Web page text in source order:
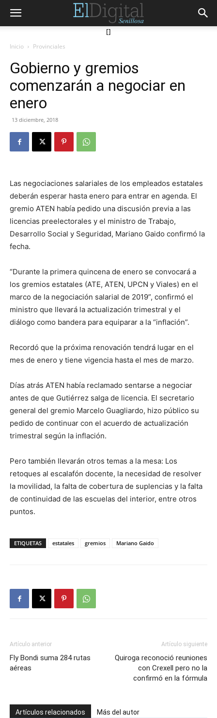
[]
Inicio Provinciales
Gobierno y gremios
comenzarán a negociar en
enero
13 diciembre, 2018
Las negociaciones salariales de los empleados estatales
deberán esperar hasta enero para entrar en agenda. El
gremio ATEN había pedido una discusión previa a las
licencias preelectorales y el ministro de Trabajo,
Desarrollo Social y Seguridad, Mariano Gaido confirmó la
fecha.
“Durante la primera quincena de enero se convocará a
los gremios estatales (ATE, ATEN, UPCN y Viales) en el
marco de la negociación salarial de 2019”, confirmó el
ministro que llevará la actualización trimestral y el
diálogo como bandera para equiparar a la “inflación”.
Recordó que la próxima renovación tendrá lugar en el
mes de enero y tiene vigencia hasta el mes de marzo.
Días atrás ATEN había reclamado sentarse a negociar
antes de que Gutiérrez salga de licencia. El secretario
general del gremio Marcelo Guagliardo, hizo público su
pedido de continuar con el acuerdo de actualización
trimestral según la inflación.
Pero también llevarán otros temas a la mesa: Los
retoques al escalafón docente, la necesidad de resolver
la movilidad, la falta de cobertura de suplencias y la falta
de continuidad de las escuelas del interior, entre otros
puntos.
ETIQUETAS estatales gremios Mariano Gaido
Artículo anterior
Fly Bondi suma 284 rutas
aéreas
Artículo siguiente
Quiroga reconoció reuniones
con Crexell pero no la
confirmó en la fórmula
Artículos relacionados Más del autor